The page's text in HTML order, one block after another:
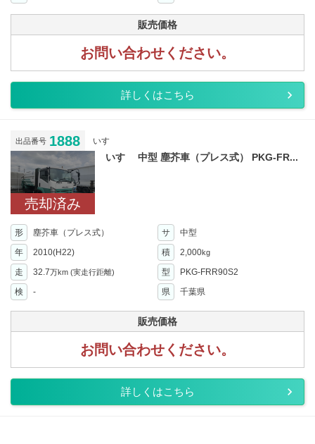
販売価格
お問い合わせください。
詳しくはこちら
出品番号 1888 いすゞ
売却済み
いすゞ 中型 塵芥車（プレス式） PKG-FR...
形 塵芥車（プレス式） サ
中型
年
2010(H22) 積 2,000kg
走 32.7万km (実走行距離) 型
PKG-FRR90S2
検
- 県 千葉県
販売価格
お問い合わせください。
詳しくはこちら